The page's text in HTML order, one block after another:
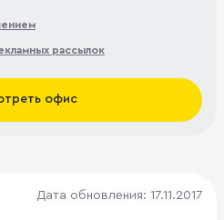
рассылок
офис
Дата обновления: 17.11.2017